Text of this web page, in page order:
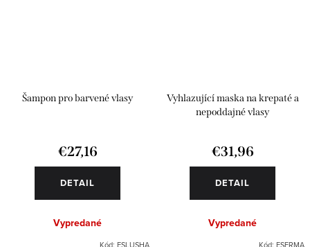
Šampon pro barvené vlasy
€27,16
DETAIL
Vypredané
Kód: ESLUSHA
Vyhlazující maska na krepaté a
nepoddajné vlasy
€31,96
DETAIL
Vypredané
Kód: ESFRMA